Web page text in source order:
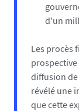
d'un
Les procès
prospective
diffusion de
révélé une
que cette